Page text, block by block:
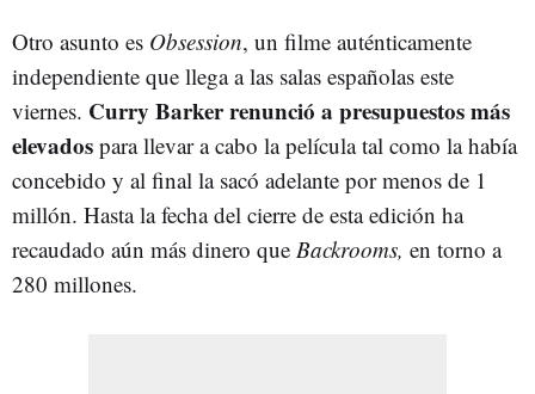
Otro asunto es Obsession, un filme auténticamente
independiente que llega a las salas españolas este
viernes. Curry Barker renunció a presupuestos más
elevados para llevar a cabo la película tal como la había
concebido y al final la sacó adelante por menos de 1
millón. Hasta la fecha del cierre de esta edición ha
recaudado aún más dinero que Backrooms, en torno a
280 millones.